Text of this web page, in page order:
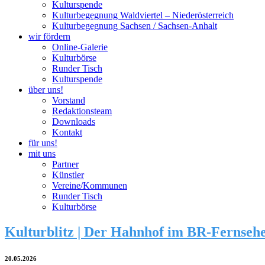
Kulturspende
Kulturbegegnung Waldviertel – Niederösterreich
Kulturbegegnung Sachsen / Sachsen-Anhalt
wir fördern
Online-Galerie
Kulturbörse
Runder Tisch
Kulturspende
über uns!
Vorstand
Redaktionsteam
Downloads
Kontakt
für uns!
mit uns
Partner
Künstler
Vereine/Kommunen
Runder Tisch
Kulturbörse
Kulturblitz | Der Hahnhof im BR-
20.05.2026